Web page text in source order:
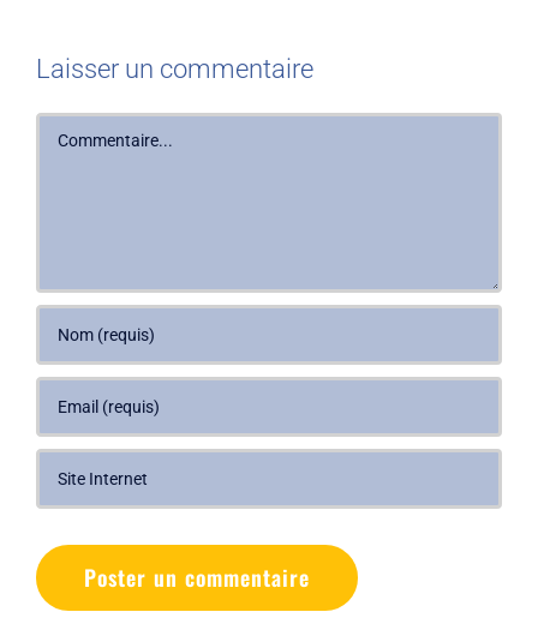
Laisser un commentaire
Commentaire